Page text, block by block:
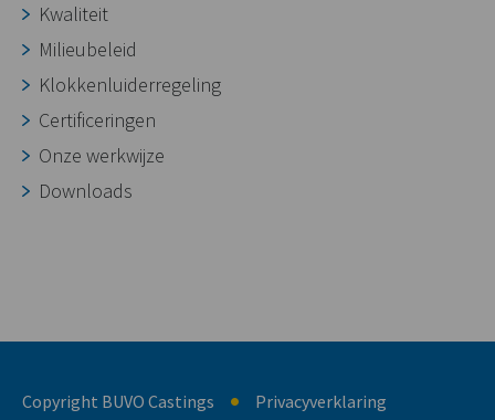
Kwaliteit
Milieubeleid
Klokkenluiderregeling
Certificeringen
Onze werkwijze
Downloads
Copyright BUVO Castings Privacyverklaring